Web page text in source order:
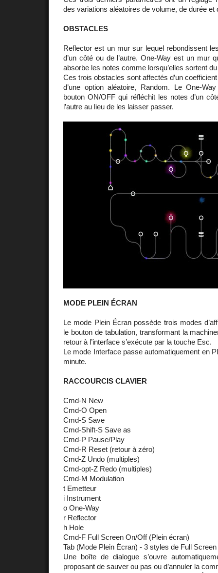
des variations aléatoires de volume, de durée et
OBSTACLES
Reflector est un mur sur lequel rebondissent
d’un côté ou de l’autre. One-Way est un mur
absorbe les notes comme lorsqu’elles sortent
Ces trois obstacles sont affectés d’un
d’une option aléatoire, Random. Le One-
bouton ON/OFF qui réfléchit les notes d’un
l’autre au lieu de les laisser passer.
MODE PLEIN ÉCRAN
Le mode Plein Écran possède trois modes
le bouton de tabulation, transformant la
retour à l’interface s’exécute par la touche Esc.
Le mode Interface passe automatiquement en
minute.
RACCOURCIS CLAVIER
Cmd-N New
Cmd-O Open
Cmd-S Save
Cmd-Shift-S Save as
Cmd-P Pause/Play
Cmd-R Reset (retour à zéro)
Cmd-Z Undo (multiples)
Cmd-opt-Z Redo (multiples)
Cmd-M Modulation
t Emetteur
i Instrument
o One-Way
r Reflector
h Hole
Cmd-F Full Screen On/Off (Plein écran)
Tab (Mode Plein Écran) - 3 styles de Full Screen
Une boîte de dialogue s’ouvre
proposant de sauver ou pas ou d’annuler la